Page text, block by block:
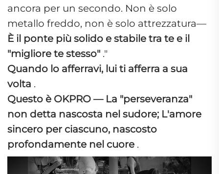
ancora per un secondo. Non è solo
metallo freddo, non è solo attrezzatura—
È il ponte più solido e stabile tra te e il
"migliore te stesso" ."
Quando lo afferravi, lui ti afferra a sua
volta .
Questo è OKPRO — La "perseveranza"
non detta nascosta nel sudore; L'amore
sincero per ciascuno, nascosto
profondamente nel cuore .